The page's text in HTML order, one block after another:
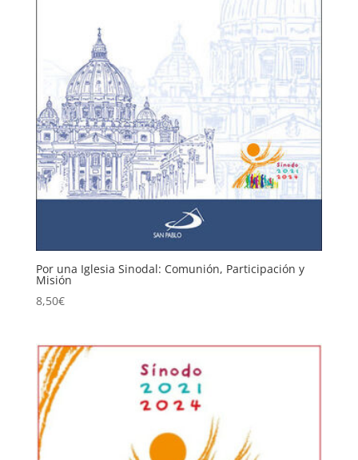
Por una Iglesia Sinodal: Comunión, Participación y
Misión
8,50€